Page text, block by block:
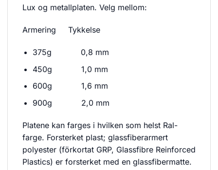
Lux og metallplaten. Velg mellom:
Armering Tykkelse
375g 0,8 mm
450g 1,0 mm
600g 1,6 mm
900g 2,0 mm
Platene kan farges i hvilken som helst Ral-
farge. Forsterket plast; glassfiberarmert
polyester (förkortat GRP, Glassfibre Reinforced
Plastics) er forsterket med en glassfibermatte.